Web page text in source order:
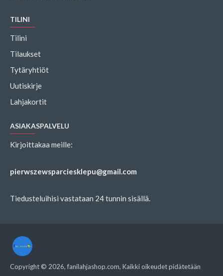
TILINI
Tilini
Tilaukset
Tytäryhtiöt
Uutiskirje
Lahjakortit
ASIAKASPALVELU
Kirjoittakaa meille:
pierwszewsparciesklepu@gmail.com
Tiedusteluihisi vastataan 24 tunnin sisällä.
Copyright © 2026, fanilahjashop.com, Kaikki oikeudet pidätetään